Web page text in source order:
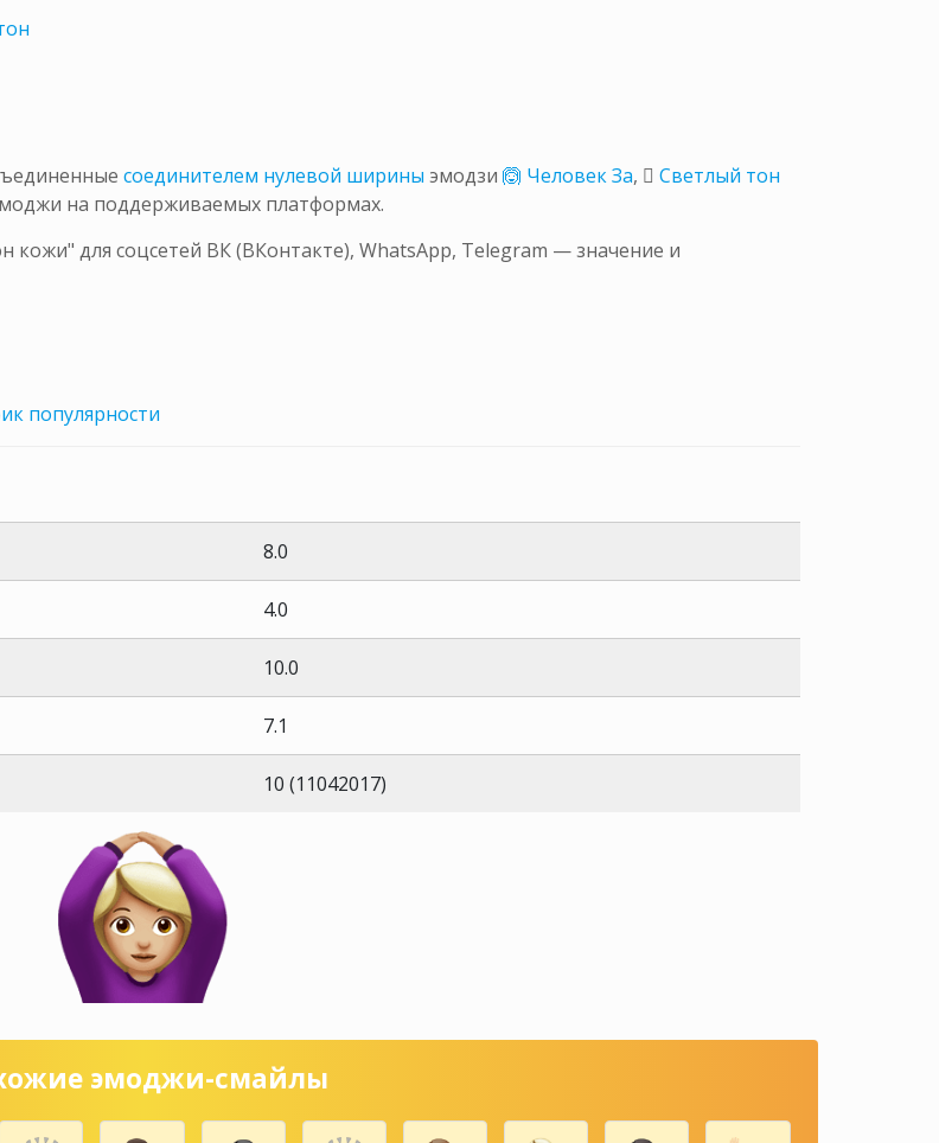
соединителем нулевой ширины эмодзи 🙆 Человек За, 🏼 Светлый тон
на поддерживаемых платформах.
для соцсетей ВК (ВКонтакте), WhatsApp, Telegram — значение и
популярности
8.0
4.0
10.0
7.1
10 (11042017)
эмоджи-смайлы